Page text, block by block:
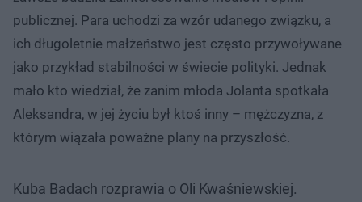
publicznej. Para uchodzi za wzór udanego związku, a
ich długoletnie małżeństwo jest często przywoływane
jako przykład stabilności w świecie polityki. Jednak
mało kto wiedział, że zanim młoda Jolanta spotkała
Aleksandra, w jej życiu był ktoś inny – mężczyzna, z
którym wiązała poważne plany na przyszłość.
Kuba Badach rozprawia o Oli Kwaśniewskiej.